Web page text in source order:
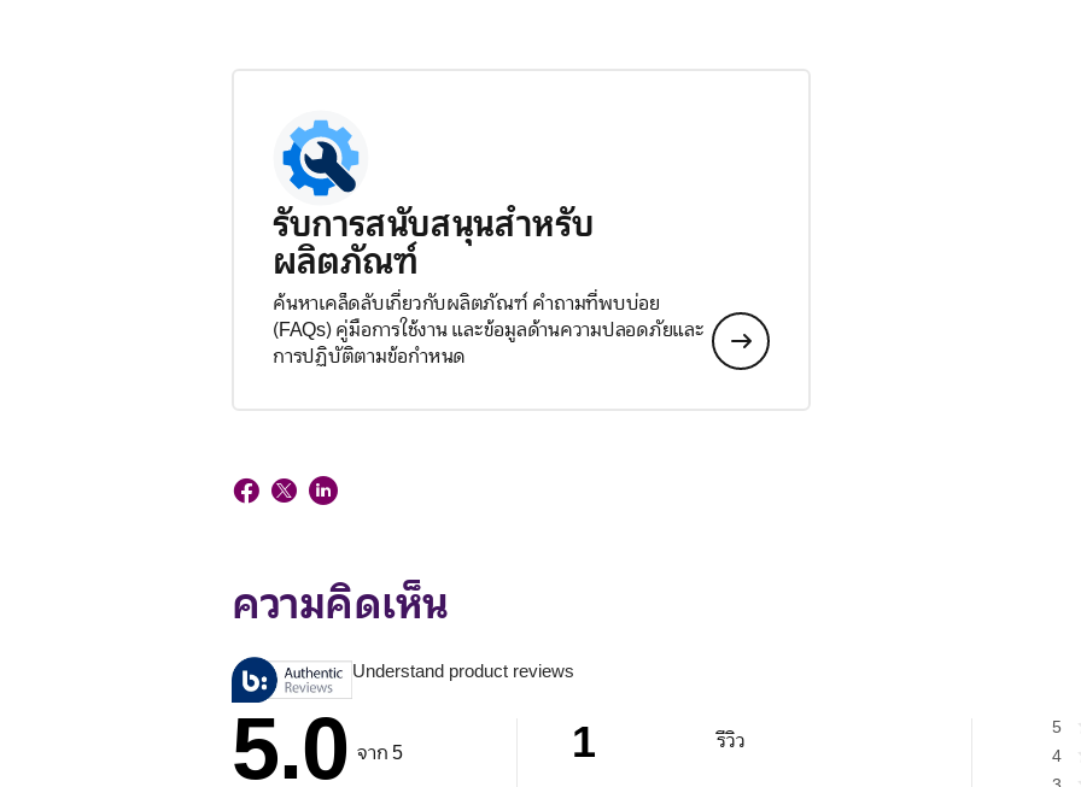
รับการสนับสนุนสำหรับ
ผลิตภัณฑ์
ค้นหาเคล็ดลับเกี่ยวกับผลิตภัณฑ์ คำถามที่พบบ่อย
(FAQs) คู่มือการใช้งาน และข้อมูลด้านความปลอดภัยและ
การปฏิบัติตามข้อกำหนด
ความคิดเห็น
Understand product reviews
5.0 จาก 5 1 รีวิว
5
4